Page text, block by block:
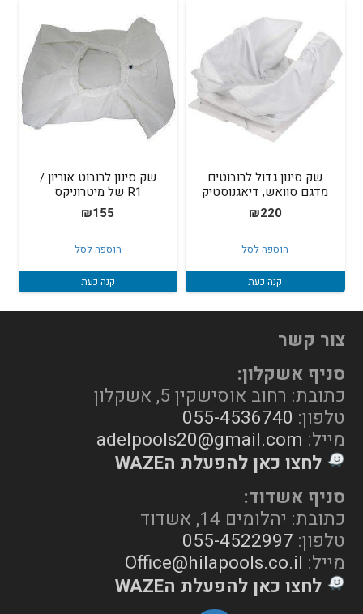
שק סינון גדול לרובוטים
מדגם סוואש, דיאגנוסטיק
₪220
הוספה לסל
קנה כעת
שק סינון לרובוט אוריון /
R1 של מיטרוניקס
₪155
הוספה לסל
קנה כעת
צור קשר
סניף אשקלון:
כתובת: רחוב אוסישקין 5, אשקלון
טלפון: 055-4536740
מייל: adelpools20@gmail.com
לחצו כאן להפעלת הWAZE
סניף אשדוד:
כתובת: יהלומים 14, אשדוד
טלפון: 055-4522997
מייל: Office@hilapools.co.il
לחצו כאן להפעלת הWAZE